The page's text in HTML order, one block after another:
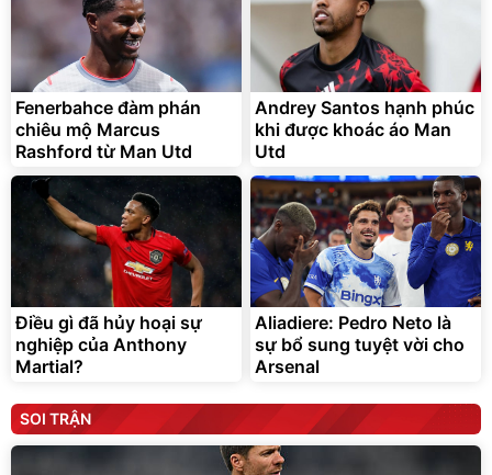
Fenerbahce đàm phán
chiêu mộ Marcus
Rashford từ Man Utd
Andrey Santos hạnh phúc
khi được khoác áo Man
Utd
Điều gì đã hủy hoại sự
nghiệp của Anthony
Martial?
Aliadiere: Pedro Neto là
sự bổ sung tuyệt vời cho
Arsenal
SOI TRẬN